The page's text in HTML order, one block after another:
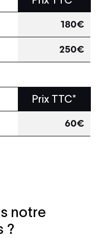
180€
250€
Prix TTC*
60€
notre
?